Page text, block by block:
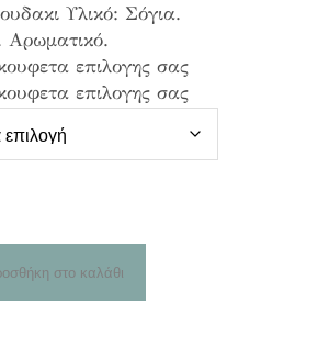
Υλικό: Σόγια.
Αρωματικό.
επιλογης σας
επιλογης σας
στο καλάθι